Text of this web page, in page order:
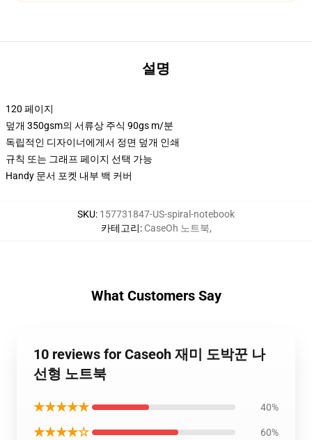
설명
120 페이지
덮개 350gsm의 서류상 주식 90gs m/분
독립적인 디자이너에게서 정면 덮개 인쇄
규칙 또는 그래프 페이지 선택 가능
Handy 문서 포켓 내부 백 커버
SKU: 157731847-US-spiral-notebook
카테고리: CaseOh 노트북,
What Customers Say
10 reviews for Caseoh 재미 도박꾼 나
선형 노트북
★★★★★ 40%
★★★★☆ 60%